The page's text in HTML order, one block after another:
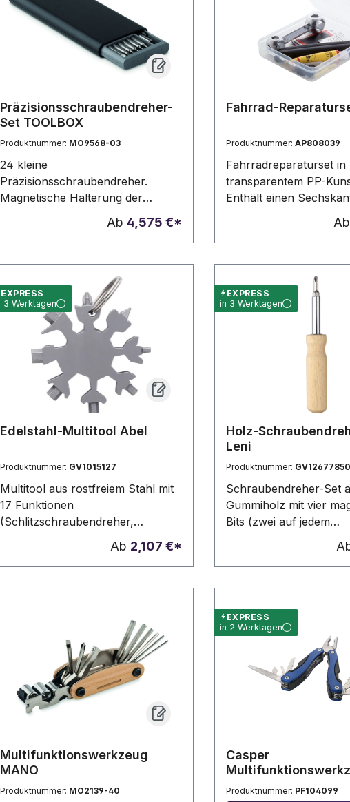
Präzisionsschraubendreher-
Set TOOLBOX
Produktnummer: MO9568-03
24 kleine
Präzisionsschraubendreher.
Magnetische Halterung der
Schraubendreher. Öffnung der
ABS-Box per Tastendruck.
Ab 4,575 €*
Fahrrad-
Produktnummer: AP808039
Fahrradreparaturset in
transparentem PP-
Enthält einen
ein Pannenreparaturset
Reifenheber, Reibe,
Ventilkappen, 2
und 5 Reifenflicken).
Ab
EXPRESS
3 Werktagen
Edelstahl-Multitool Abel
Produktnummer: GV1015127
Multitool aus rostfreiem Stahl mit
17 Funktionen
(Schlitzschraubendreher,
Schraubschlüssel, Schnurmesser
und Inbusschlüssel in
verschiedenen Größen). Inklusive
Schneeflocke. Einzeln verpackt in
einer braunen Kartonbox. Nur für
Promotionzwecke
Ab 2,107 €*
EXPRESS
in 3 Werktagen
Holz-
Leni
Produktnummer:
Schraubendreher-Set
Gummiholz mit vier
Bits (zwei auf jedem
doppelseitigen Stift),
untergebracht sind.
und kompaktes Design
austauschbaren Bits
Pappschachtel.
Multifunktionswerkzeug
MANO
Produktnummer: MO2139-40
EXPRESS
in 2 Werktagen
Casper
11 Funktionen
Produktnummer: PF104099